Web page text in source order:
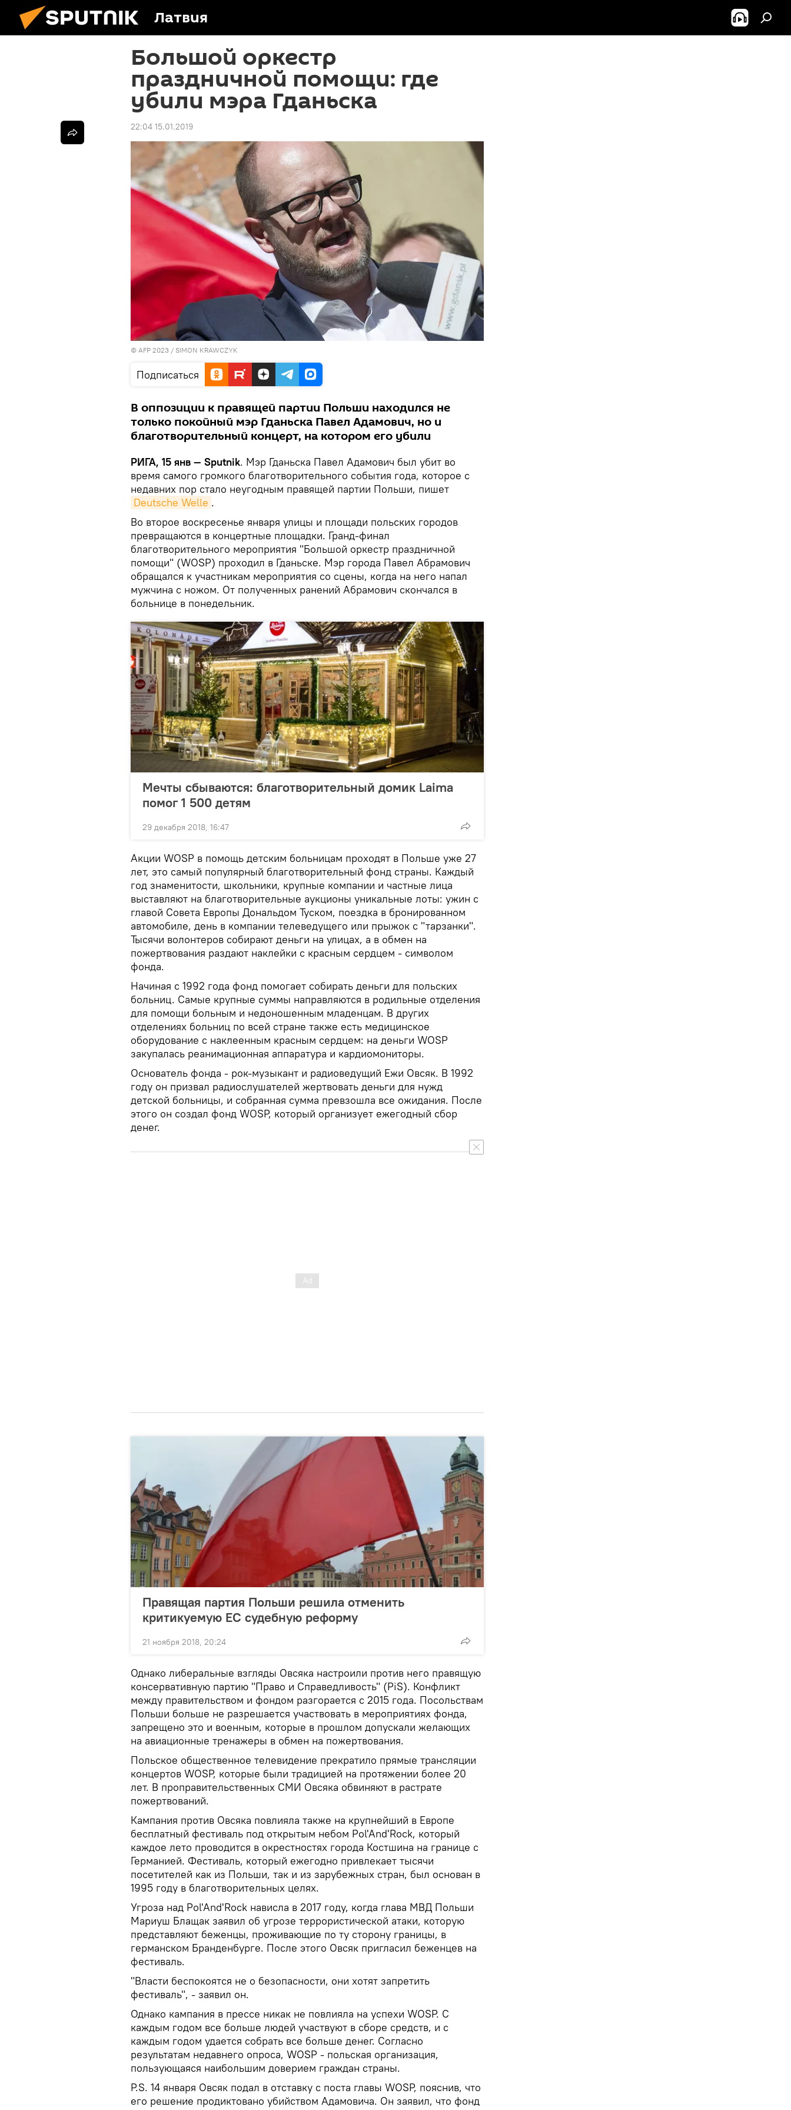
Латвия
Большой оркестр
праздничной помощи: где
убили мэра Гданьска
22:04 15.01.2019
© AFP 2023 / SIMON KRAWCZYK
Подписаться
В оппозиции к правящей партии Польши находился не
только покойный мэр Гданьска Павел Адамович, но и
благотворительный концерт, на котором его убили
РИГА, 15 янв — Sputnik. Мэр Гданьска Павел Адамович был убит во
время самого громкого благотворительного события года, которое с
недавних пор стало неугодным правящей партии Польши, пишет
Deutsche Welle .
Во второе воскресенье января улицы и площади польских городов
превращаются в концертные площадки. Гранд-финал
благотворительного мероприятия "Большой оркестр праздничной
помощи" (WOSP) проходил в Гданьске. Мэр города Павел Абрамович
обращался к участникам мероприятия со сцены, когда на него напал
мужчина с ножом. От полученных ранений Абрамович скончался в
больнице в понедельник.
Мечты сбываются: благотворительный домик Laima
помог 1 500 детям
29 декабря 2018, 16:47
Акции WOSP в помощь детским больницам проходят в Польше уже 27
лет, это самый популярный благотворительный фонд страны. Каждый
год знаменитости, школьники, крупные компании и частные лица
выставляют на благотворительные аукционы уникальные лоты: ужин с
главой Совета Европы Дональдом Туском, поездка в бронированном
автомобиле, день в компании телеведущего или прыжок с "тарзанки".
Тысячи волонтеров собирают деньги на улицах, а в обмен на
пожертвования раздают наклейки с красным сердцем - символом
фонда.
Начиная с 1992 года фонд помогает собирать деньги для польских
больниц. Самые крупные суммы направляются в родильные отделения
для помощи больным и недоношенным младенцам. В других
отделениях больниц по всей стране также есть медицинское
оборудование с наклеенным красным сердцем: на деньги WOSP
закупалась реанимационная аппаратура и кардиомониторы.
Основатель фонда - рок-музыкант и радиоведущий Ежи Овсяк. В 1992
году он призвал радиослушателей жертвовать деньги для нужд
детской больницы, и собранная сумма превзошла все ожидания. После
этого он создал фонд WOSP, который организует ежегодный сбор
денег.
Правящая партия Польши решила отменить
критикуемую ЕС судебную реформу
21 ноября 2018, 20:24
Однако либеральные взгляды Овсяка настроили против него правящую
консервативную партию "Право и Справедливость" (PiS). Конфликт
между правительством и фондом разгорается с 2015 года. Посольствам
Польши больше не разрешается участвовать в мероприятиях фонда,
запрещено это и военным, которые в прошлом допускали желающих
на авиационные тренажеры в обмен на пожертвования.
Польское общественное телевидение прекратило прямые трансляции
концертов WOSP, которые были традицией на протяжении более 20
лет. В проправительственных СМИ Овсяка обвиняют в растрате
пожертвований.
Кампания против Овсяка повлияла также на крупнейший в Европе
бесплатный фестиваль под открытым небом Pol'And'Rock, который
каждое лето проводится в окрестностях города Костшина на границе с
Германией. Фестиваль, который ежегодно привлекает тысячи
посетителей как из Польши, так и из зарубежных стран, был основан в
1995 году в благотворительных целях.
Угроза над Pol'And'Rock нависла в 2017 году, когда глава МВД Польши
Мариуш Блащак заявил об угрозе террористической атаки, которую
представляют беженцы, проживающие по ту сторону границы, в
германском Бранденбурге. После этого Овсяк пригласил беженцев на
фестиваль.
"Власти беспокоятся не о безопасности, они хотят запретить
фестиваль", - заявил он.
Однако кампания в прессе никак не повлияла на успехи WOSP. С
каждым годом все больше людей участвуют в сборе средств, и с
каждым годом удается собрать все больше денег. Согласно
результатам недавнего опроса, WOSP - польская организация,
пользующаяся наибольшим доверием граждан страны.
P.S. 14 января Овсяк подал в отставку с поста главы WOSP, пояснив, что
его решение продиктовано убийством Адамовича. Он заявил, что фонд